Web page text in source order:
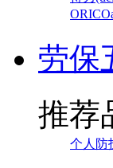
ORICO
劳保
推荐
个人防